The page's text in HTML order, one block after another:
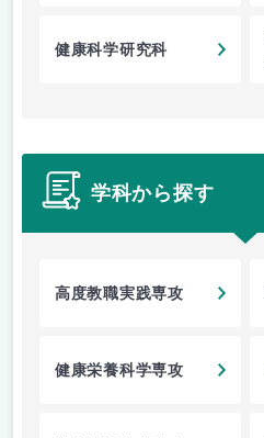
健康科学研究科
学科から探す
高度教職実践専攻
健康栄養科学専攻